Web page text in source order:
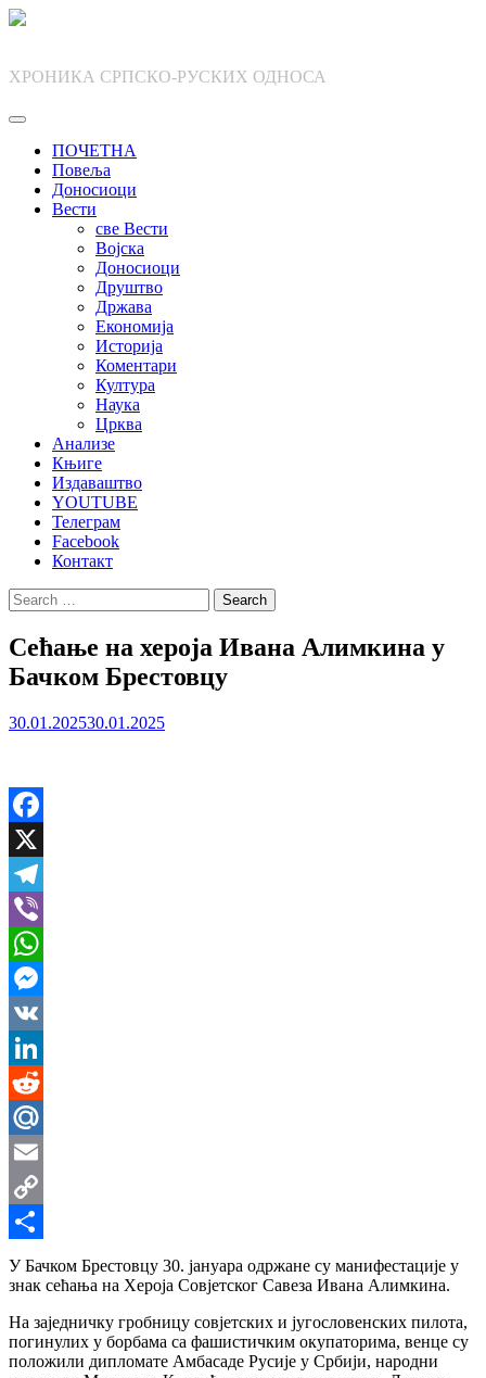
Skip
ХРОНИКА СРПСКО-РУСКИХ ОДНОСА
ПОЧЕТНА
Повеља
Доносиоци
Вести
све Вести
Војска
Доносиоци
Друштво
Држава
Економија
Историја
Коментари
Култура
Наука
Црква
Анализе
Књиге
Издаваштво
YOUTUBE
Телеграм
Facebook
Контакт
Search
for:
Сећање на хероја Ивана Алимкина у
Бачком Брестовцу
30.01.202530.01.2025
Facebook
X
Telegram
Viber
WhatsApp
Messenger
VK
LinkedIn
Reddit
Mail.Ru
Email
Copy
Link
Share
У Бачком Брестовцу 30. јануара одржане су манифестације у
знак сећања на Хероја Совјетског Савеза Ивана Алимкина.
На заједничку гробницу совјетских и југословенских пилота,
погинулих у борбама са фашистичким окупаторима, венце су
положили дипломате Амбасаде Русије у Србији, народни